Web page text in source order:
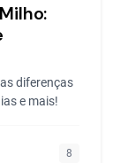
diferenças
e mais!
8